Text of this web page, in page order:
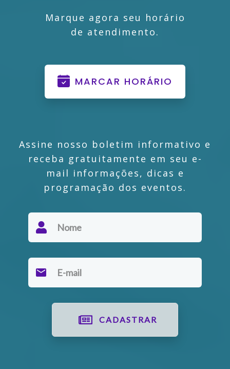
Marque agora seu horário
de atendimento.
MARCAR HORÁRIO
Assine nosso boletim informativo e
receba gratuitamente em seu e-
mail informações, dicas e
programação dos eventos.
CADASTRAR